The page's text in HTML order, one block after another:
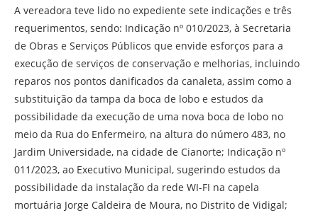
A vereadora teve lido no expediente sete indicações e três
requerimentos, sendo: Indicação nº 010/2023, à Secretaria
de Obras e Serviços Públicos que envide esforços para a
execução de serviços de conservação e melhorias, incluindo
reparos nos pontos danificados da canaleta, assim como a
substituição da tampa da boca de lobo e estudos da
possibilidade da execução de uma nova boca de lobo no
meio da Rua do Enfermeiro, na altura do número 483, no
Jardim Universidade, na cidade de Cianorte; Indicação nº
011/2023, ao Executivo Municipal, sugerindo estudos da
possibilidade da instalação da rede WI-FI na capela
mortuária Jorge Caldeira de Moura, no Distrito de Vidigal;